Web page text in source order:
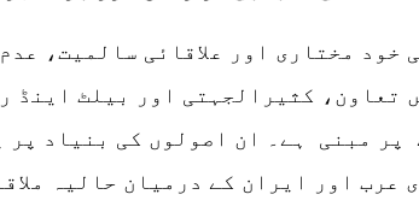
خود مختاری اور علاقائی سالمیت،
تعاون، کثیرالجہتی اور بیلٹ اینڈ
پر مبنی ہے۔ ان اصولوں کی بنیاد پر
عرب اور ایران کے درمیان حالیہ